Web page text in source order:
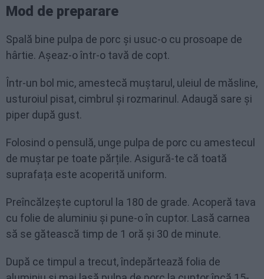
Mod de preparare
Spală bine pulpa de porc și usuc-o cu prosoape de
hârtie. Așeaz-o într-o tavă de copt.
Într-un bol mic, amestecă muștarul, uleiul de măsline,
usturoiul pisat, cimbrul și rozmarinul. Adaugă sare și
piper după gust.
Folosind o pensulă, unge pulpa de porc cu amestecul
de muștar pe toate părțile. Asigură-te că toată
suprafața este acoperită uniform.
Preîncălzește cuptorul la 180 de grade. Acoperă tava
cu folie de aluminiu și pune-o în cuptor. Lasă carnea
să se gătească timp de 1 oră și 30 de minute.
După ce timpul a trecut, îndepărtează folia de